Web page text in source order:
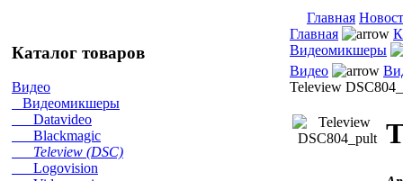
Главная
Каталог товаров
Видео
Видеомикшеры
Datavideo
Blackmagic
Teleview (DSC)
Logovision
Главная
Видеомикшеры
Видео
Teleview